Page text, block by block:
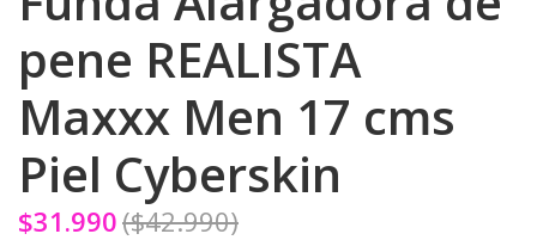
pene REALISTA
Maxxx Men 17 cms
Piel Cyberskin
$31.990($42.990)